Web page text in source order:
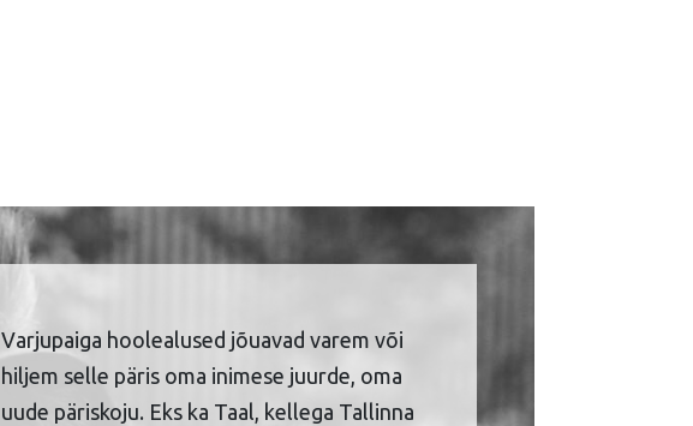
Varjupaiga hoolealused jõuavad varem või
hiljem selle päris oma inimese juurde, oma
uude päriskoju. Eks ka Taal, kellega Tallinna